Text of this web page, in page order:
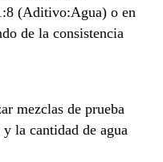
(Aditivo:Agua) o en
de la consistencia
mezclas de prueba
la cantidad de agua